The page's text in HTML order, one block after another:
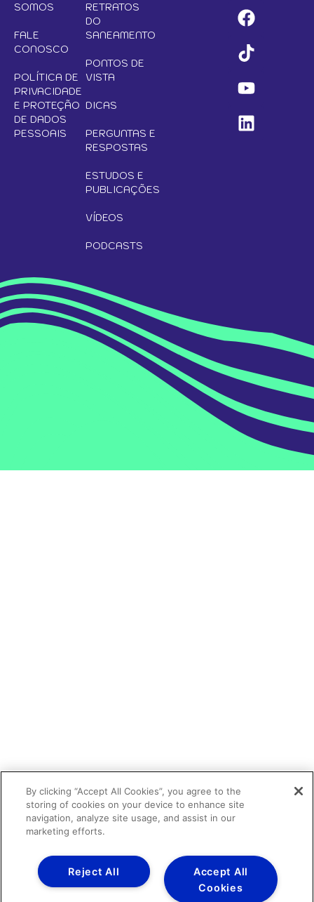
SOMOS
FALE
CONOSCO
POLÍTICA DE
PRIVACIDADE
E PROTEÇÃO
DE DADOS
PESSOAIS
RETRATOS
DO
SANEAMENTO
PONTOS DE
VISTA
DICAS
PERGUNTAS E
RESPOSTAS
ESTUDOS E
PUBLICAÇÕES
VÍDEOS
PODCASTS
By clicking “Accept All Cookies”, you agree to the
storing of cookies on your device to enhance site
navigation, analyze site usage, and assist in our
marketing efforts.
Accept All
Cookies
Reject All